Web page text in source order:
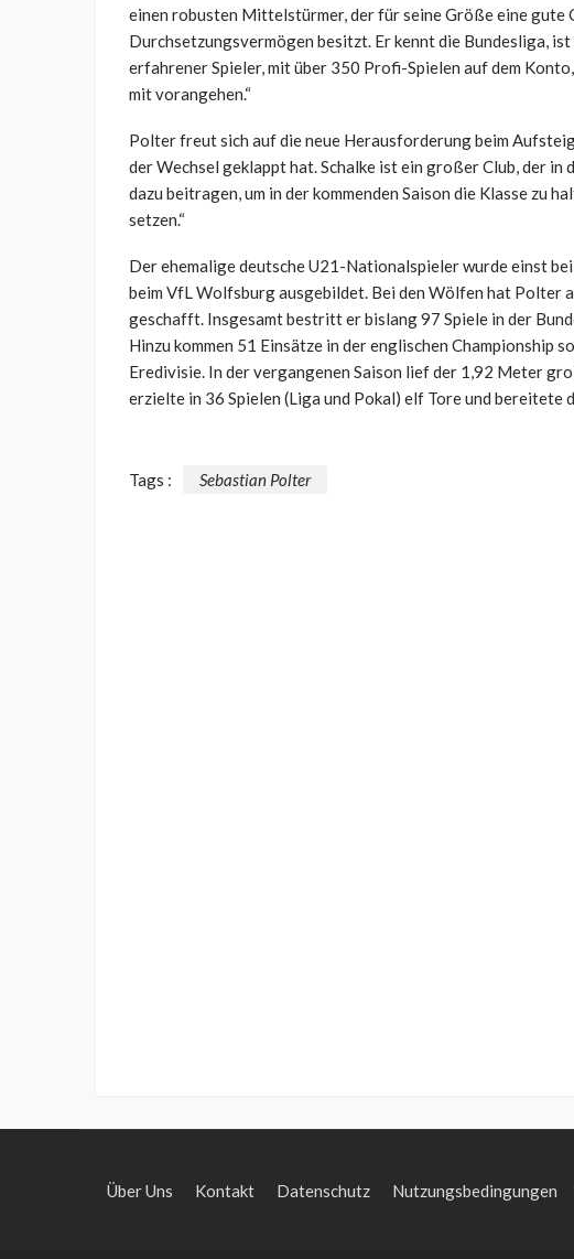
einen robusten Mittelstürmer, der für seine Größe eine gute
Durchsetzungsvermögen besitzt. Er kennt die Bundesliga,
erfahrener Spieler, mit über 350 Profi-Spielen auf dem
mit vorangehen.“
Polter freut sich auf die neue Herausforderung beim
der Wechsel geklappt hat. Schalke ist ein großer Club, der in
dazu beitragen, um in der kommenden Saison die Klasse zu
setzen.“
Der ehemalige deutsche U21-Nationalspieler wurde einst
beim VfL Wolfsburg ausgebildet. Bei den Wölfen hat Polter
geschafft. Insgesamt bestritt er bislang 97 Spiele in der
Hinzu kommen 51 Einsätze in der englischen Championship
Eredivisie. In der vergangenen Saison lief der 1,92 Meter
erzielte in 36 Spielen (Liga und Pokal) elf Tore und
Tags : Sebastian Polter
Über Uns Kontakt Datenschutz Nutzungsbedingungen